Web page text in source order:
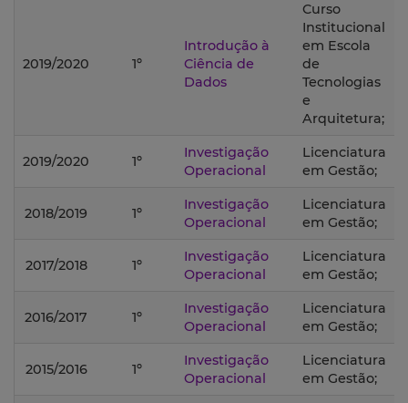
2019/2020 1º
Introdução à
Ciência de
Dados
Curso
Institucional
em Escola
de
Tecnologias
e
Arquitetura;
2019/2020 1º
Investigação
Operacional
Licenciatura
em Gestão;
2018/2019 1º
Investigação
Operacional
Licenciatura
em Gestão;
2017/2018 1º
Investigação
Operacional
Licenciatura
em Gestão;
2016/2017 1º
Investigação
Operacional
Licenciatura
em Gestão;
2015/2016 1º
Investigação
Operacional
Licenciatura
em Gestão;